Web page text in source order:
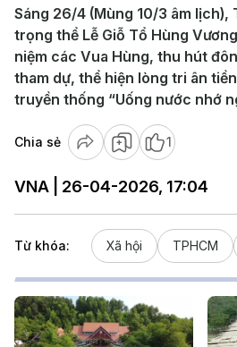
Sáng 26/4 (Mùng 10/3 âm lịch),
trọng thể Lễ Giỗ Tổ Hùng
niệm các Vua Hùng, thu hút
tham dự, thể hiện lòng tri ân
truyền thống “Uống nước nhớ
Chia sẻ 1
VNA | 26-04-2026, 17:04
Từ khóa: Xã hội TPHCM